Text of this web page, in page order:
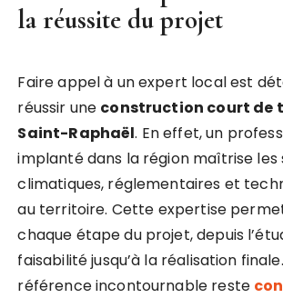
la réussite du projet
Faire appel à un expert local est
réussir une construction court de
Saint-Raphaël. En effet, un
implanté dans la région maîtrise les
climatiques, réglementaires et
au territoire. Cette expertise
chaque étape du projet, depuis
faisabilité jusqu’à la réalisation
référence incontournable reste